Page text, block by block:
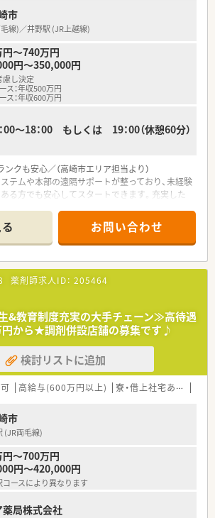
市
線)／井野駅 (JR上越線)
～740万円
円～350,000円
し決定
ス：年収500万円
ス：年収600万円
～18：00 もしくは 19：00（休憩60分）
ンクも安心／（高崎市エリア担当より）
テムや本部の遠隔サポートが整っており、未経験
る方でも安心してスタートできます。充実した
＊
需状況について】
で10分ほどの距離に位置する、駐車場完備でマ
利なドラッグストア併設薬局です。
幅広い医療機関からの処方箋を受け付けており、
ることなく様々な経験が積めます。
需枚数は15枚程度と落ち着いており、患者様一
に向き合えるゆとりある環境です。
いて】
上の歴史を持ち、北陸地方を中心に全国へ600店
現在も成長を続ける大手企業です。
ーティーを1店舗に集約する独自のコンセプト
店舗と薬局を分離申請しており、薬局としての独
がら専門的な機能を最大限発揮します。
ャリアイメージ】
した研修制度や現場でのOJTを通じて、調剤業務
両面で基礎スキルをしっかりと固めます。
関係なく実力を評価する制度があり、ご自身の頑
数店舗を統括するエリアマネージャーや、本社で
お問い合わせ
薬剤師求人ID： 205464
&教育制度充実の大手チェーン≫高待遇
から★調剤併設店舗の募集です♪
検討リストに追加
高給与(600万円以上) 寮・借上社宅あり
市
(JR両毛線)
～700万円
円～420,000円
ースにより異なります
局株式会社